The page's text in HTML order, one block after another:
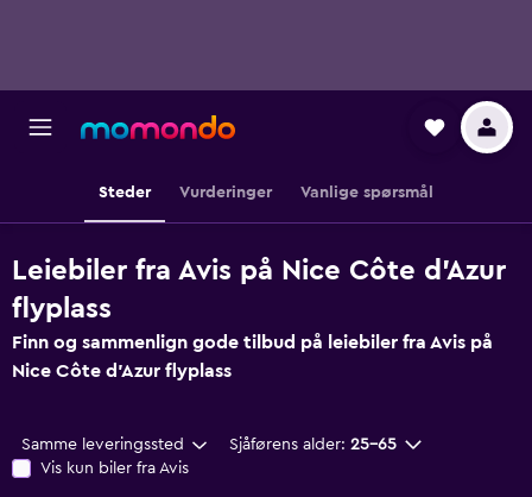
Steder Vurderinger Vanlige spørsmål
Leiebiler fra Avis på Nice Côte d'Azur
flyplass
Finn og sammenlign gode tilbud på leiebiler fra Avis på
Nice Côte d'Azur flyplass
Samme leveringssted Sjåførens alder: 25–65
Vis kun biler fra Avis